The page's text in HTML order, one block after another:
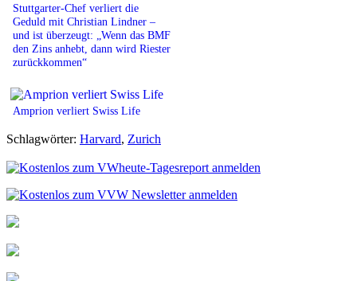
Stuttgarter-Chef verliert die
Geduld mit Christian Lindner –
und ist überzeugt: „Wenn das BMF
den Zins anhebt, dann wird Riester
zurückkommen“
Amprion verliert Swiss Life
Schlagwörter: Harvard, Zurich